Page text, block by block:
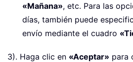
«Mañana», etc. Para las
días, también puede
envío mediante el cuadro
3). Haga clic en «Aceptar» para